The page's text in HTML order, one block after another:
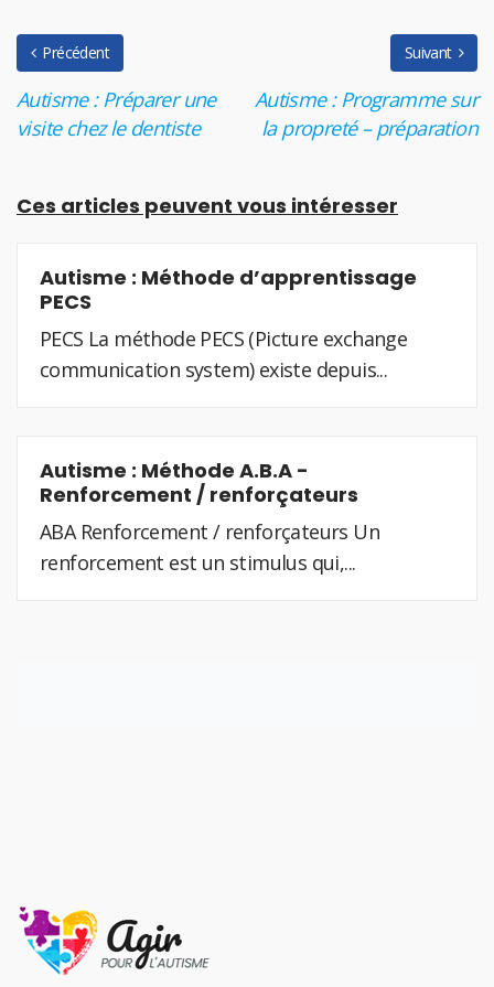
Précédent
Autisme : Préparer une
visite chez le dentiste
Suivant
Autisme : Programme sur
la propreté – préparation
Ces articles peuvent vous intéresser
Autisme : Méthode d’apprentissage
PECS
PECS La méthode PECS (Picture exchange
communication system) existe depuis...
Autisme : Méthode A.B.A -
Renforcement / renforçateurs
ABA Renforcement / renforçateurs Un
renforcement est un stimulus qui,...